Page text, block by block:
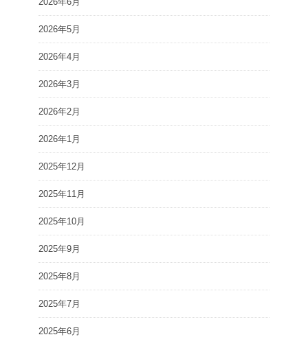
2026年5月
2026年4月
2026年3月
2026年2月
2026年1月
2025年12月
2025年11月
2025年10月
2025年9月
2025年8月
2025年7月
2025年6月